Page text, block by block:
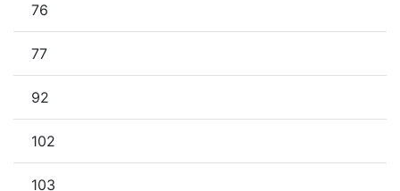
76
77
92
102
103